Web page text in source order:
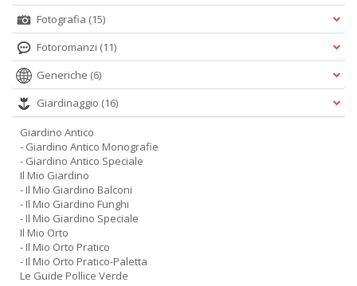
Fotografia (15)
Fotoromanzi (11)
Generiche (6)
Giardinaggio (16)
Giardino Antico
- Giardino Antico Monografie
- Giardino Antico Speciale
Il Mio Giardino
- Il Mio Giardino Balconi
- Il Mio Giardino Funghi
- Il Mio Giardino Speciale
Il Mio Orto
- Il Mio Orto Pratico
- Il Mio Orto Pratico-Paletta
Le Guide Pollice Verde